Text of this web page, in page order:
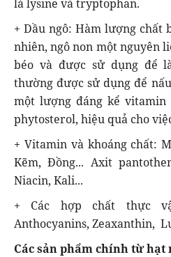
là lysine và tryptophan.
+ Dầu ngô: Hàm lượng chất
nhiên, ngô non một nguyên
béo và được sử dụng để
thường được sử dụng để
một lượng đáng kể vitamin
phytosterol, hiệu quả cho
+ Vitamin và khoáng chất:
Kẽm, Đồng... Axit
Niacin, Kali...
+ Các hợp chất thực
Anthocyanins, Zeaxanthin,
Các sản phẩm chính từ hạt